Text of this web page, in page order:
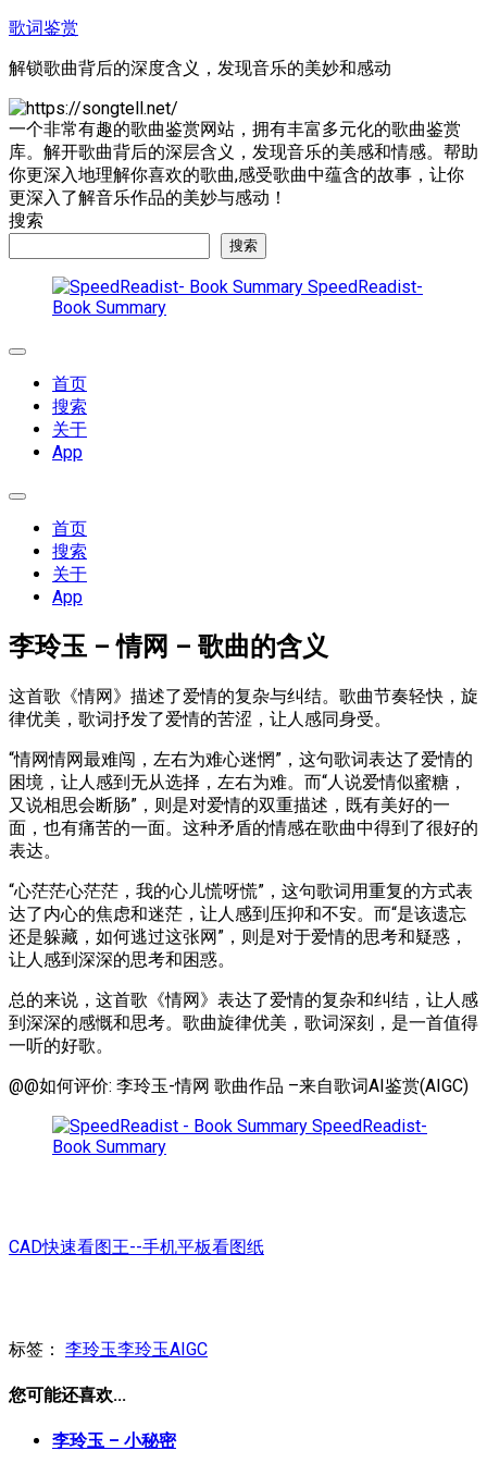
跳
内
容
歌词鉴赏
解锁歌曲背后的深度含义，发现音乐的美妙和感动
一个非常有趣的歌曲鉴赏网站，拥有丰富多元化的歌曲鉴赏
库。解开歌曲背后的深层含义，发现音乐的美感和情感。帮助
你更深入地理解你喜欢的歌曲,感受歌曲中蕴含的故事，让你
更深入了解音乐作品的美妙与感动！
搜索
搜索
SpeedReadist-
Book Summary
展
首页
搜索
关于
App
展
首页
搜索
关于
App
李玲玉 – 情网 – 歌曲的含义
这首歌《情网》描述了爱情的复杂与纠结。歌曲节奏轻快，旋
律优美，歌词抒发了爱情的苦涩，让人感同身受。
“情网情网最难闯，左右为难心迷惘”，这句歌词表达了爱情的
困境，让人感到无从选择，左右为难。而“人说爱情似蜜糖，
又说相思会断肠”，则是对爱情的双重描述，既有美好的一
面，也有痛苦的一面。这种矛盾的情感在歌曲中得到了很好的
表达。
“心茫茫心茫茫，我的心儿慌呀慌”，这句歌词用重复的方式表
达了内心的焦虑和迷茫，让人感到压抑和不安。而“是该遗忘
还是躲藏，如何逃过这张网”，则是对于爱情的思考和疑惑，
让人感到深深的思考和困惑。
总的来说，这首歌《情网》表达了爱情的复杂和纠结，让人感
到深深的感慨和思考。歌曲旋律优美，歌词深刻，是一首值得
一听的好歌。
@@如何评价: 李玲玉-情网 歌曲作品 –来自歌词AI鉴赏(AIGC)
SpeedReadist-
Book Summary
CAD快速看图王--手机平板看图纸
标签： 李玲玉李玲玉AIGC
您可能还喜欢...
李玲玉 – 小秘密